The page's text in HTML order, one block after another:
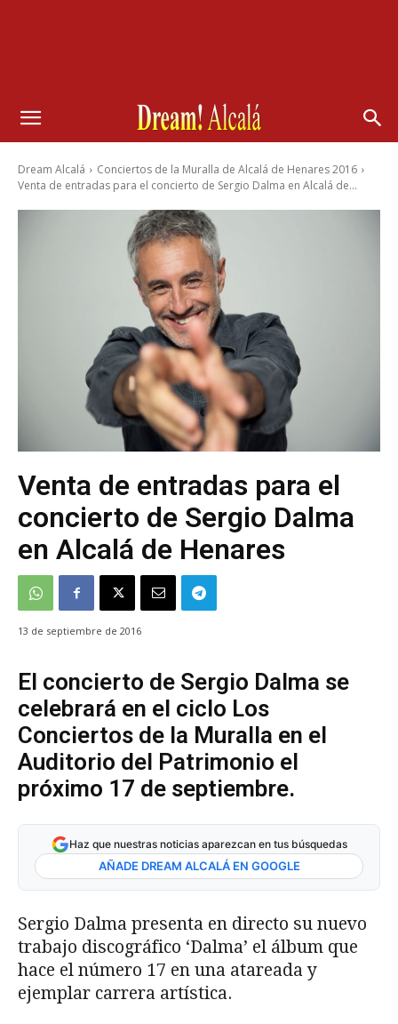
Dream Alcalá
Conciertos de la Muralla de Alcalá de Henares 2016
Venta de entradas para el concierto de Sergio Dalma en Alcalá de...
Venta de entradas para el
concierto de Sergio Dalma
en Alcalá de Henares
13 de septiembre de 2016
El concierto de Sergio Dalma se
celebrará en el ciclo Los
Conciertos de la Muralla en el
Auditorio del Patrimonio el
próximo 17 de septiembre.
Haz que nuestras noticias aparezcan en tus búsquedas
AÑADE DREAM ALCALÁ EN GOOGLE
Sergio Dalma presenta en directo su nuevo
trabajo discográfico ‘Dalma’ el álbum que
hace el número 17 en una atareada y
ejemplar carrera artística.